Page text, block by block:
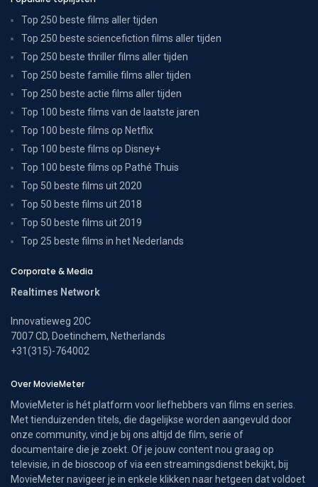
Top 250 beste films aller tijden
Top 250 beste sciencefiction films aller tijden
Top 250 beste thriller films aller tijden
Top 250 beste familie films aller tijden
Top 250 beste actie films aller tijden
Top 100 beste films van de laatste jaren
Top 100 beste films op Netflix
Top 100 beste films op Disney+
Top 100 beste films op Pathé Thuis
Top 50 beste films uit 2020
Top 50 beste films uit 2018
Top 50 beste films uit 2019
Top 25 beste films in het Nederlands
Corporate & Media
Realtimes Network
Innovatieweg 20C
7007 CD, Doetinchem, Netherlands
+31(315)-764002
Over MovieMeter
MovieMeter is hét platform voor liefhebbers van films en series.
Met tienduizenden titels, die dagelijkse worden aangevuld door
onze community, vind je bij ons altijd de film, serie of
documentaire die je zoekt. Of je jouw content nou graag op
televisie, in de bioscoop of via een streamingsdienst bekijkt, bij
MovieMeter navigeer je in enkele klikken naar hetgeen dat voldoet